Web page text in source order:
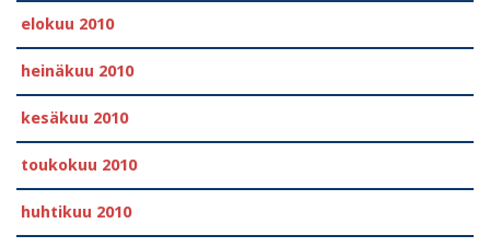
elokuu 2010
heinäkuu 2010
kesäkuu 2010
toukokuu 2010
huhtikuu 2010